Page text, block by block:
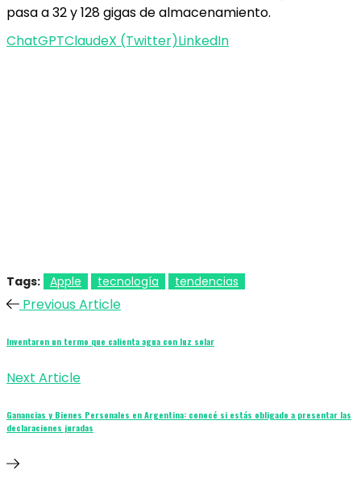
pasa a 32 y 128 gigas de almacenamiento.
ChatGPTClaudeX (Twitter)LinkedIn
Tags: Apple tecnología tendencias
Previous Article
Inventaron un termo que calienta agua con luz solar
Next Article
Ganancias y Bienes Personales en Argentina: conocé si estás obligado a presentar las
declaraciones juradas